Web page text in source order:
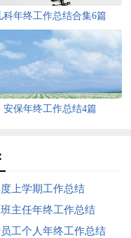
科年终工作总结合集6篇
安保年终工作总结4篇
上学期工作总结
主任年终工作总结
工个人年终工作总结